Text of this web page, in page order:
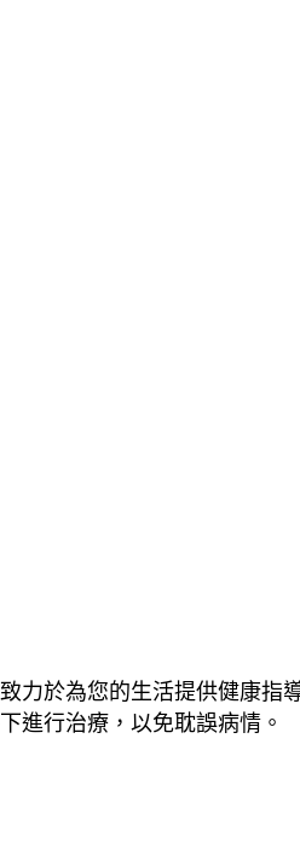
進行治療，以免耽誤病情。